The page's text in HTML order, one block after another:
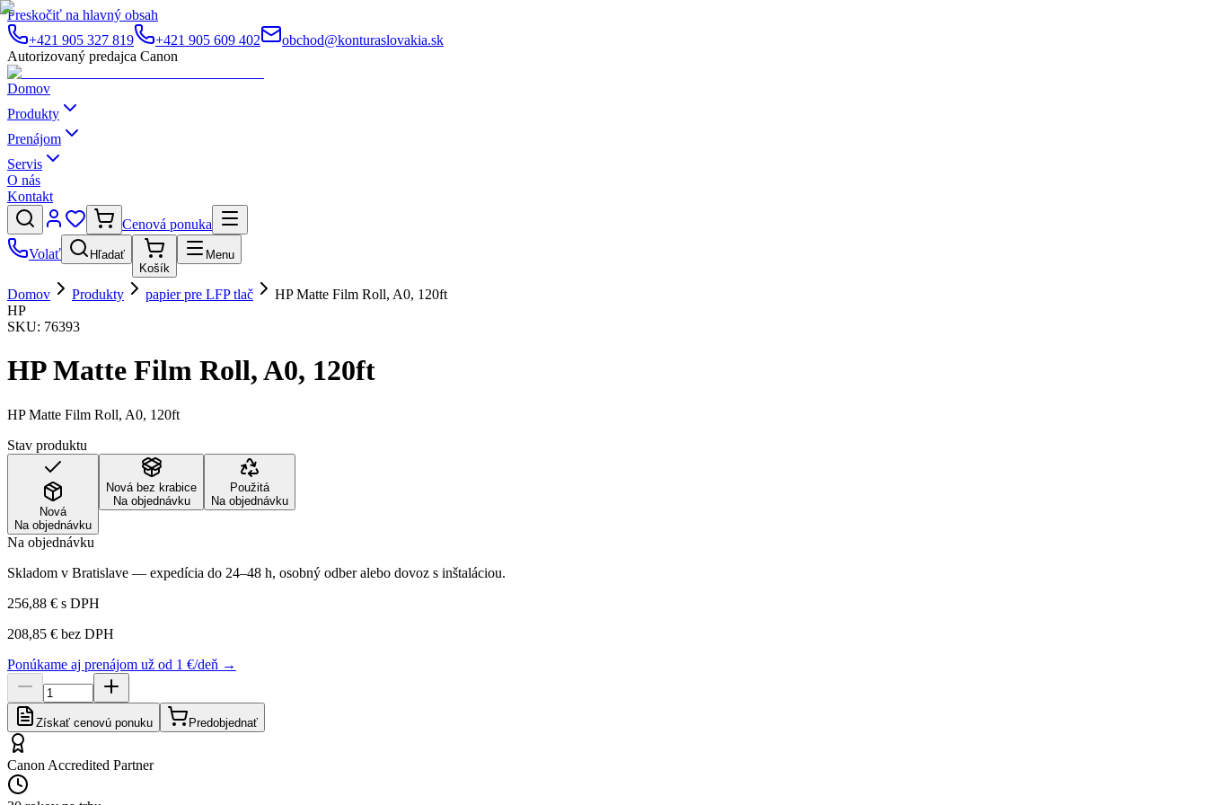
Preskočiť na hlavný obsah
+421 905 327 819
+421 905 609 402
obchod@konturaslovakia.sk
Autorizovaný predajca Canon
Domov
Produkty
Prenájom
Servis
O nás
Kontakt
Cenová ponuka
Volať
Hľadať
Košík
Menu
Domov Produkty papier pre LFP tlač
HP Matte Film Roll, A0, 120ft
HP
SKU: 76393
HP Matte Film Roll, A0, 120ft
HP Matte Film Roll, A0, 120ft
Stav produktu
Nová
Na objednávku
Nová bez krabice
Na objednávku
Použitá
Na objednávku
Na objednávku
Skladom v Bratislave — expedícia do 24–48 h, osobný odber alebo dovoz s inštaláciou.
256,88 € s DPH
208,85 € bez DPH
Ponúkame aj prenájom už od 1 €/deň →
Získať cenovú ponuku Predobjednať
Canon Accredited Partner